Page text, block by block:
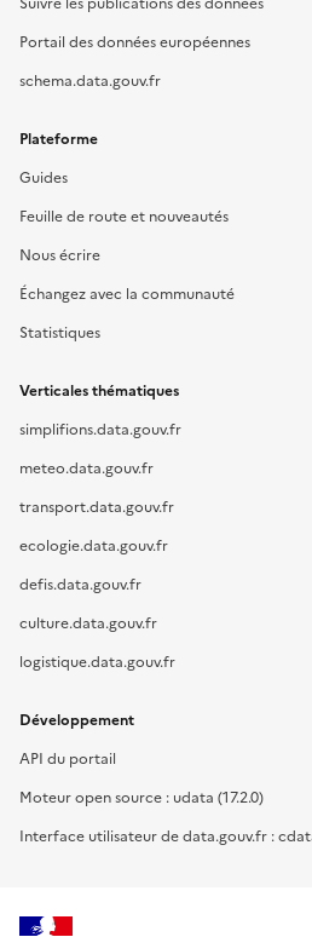
Portail des données européennes
schema.data.gouv.fr
Plateforme
Guides
Feuille de route et nouveautés
Nous écrire
Échangez avec la communauté
Statistiques
Verticales thématiques
simplifions.data.gouv.fr
meteo.data.gouv.fr
transport.data.gouv.fr
ecologie.data.gouv.fr
defis.data.gouv.fr
culture.data.gouv.fr
logistique.data.gouv.fr
Développement
API du portail
Moteur open source : udata (17.2.0)
Interface utilisateur de data.gouv.fr :